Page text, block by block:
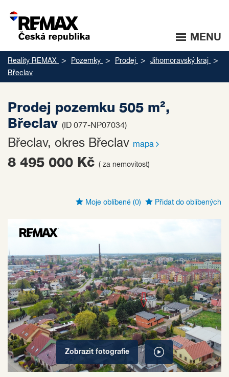
MENU
Reality REMAX Pozemky Prodej
Jihomoravský kraj
Břeclav
Prodej pozemku 505 m²,
Břeclav (ID 077-NP07034)
Břeclav, okres Břeclav mapa
8 495 000 Kč ( za nemovitost)
Moje oblíbené (0) Přidat do oblíbených
Zobrazit fotografie